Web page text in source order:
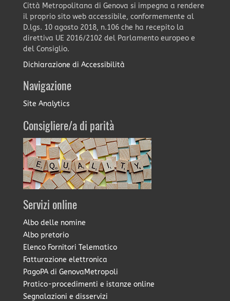
Città Metropolitana di Genova si impegna a rendere
il proprio sito web accessibile, conformemente al
D.lgs. 10 agosto 2018, n.106 che ha recepito la
direttiva UE 2016/2102 del Parlamento europeo e
del Consiglio.
Dichiarazione di Accessibilità
Navigazione
Site Analytics
Consigliere/a di parità
Servizi online
Albo delle nomine
Albo pretorio
Elenco Fornitori Telematico
Fatturazione elettronica
PagoPA di GenovaMetropoli
Pratico-procedimenti e istanze online
Segnalazioni e disservizi